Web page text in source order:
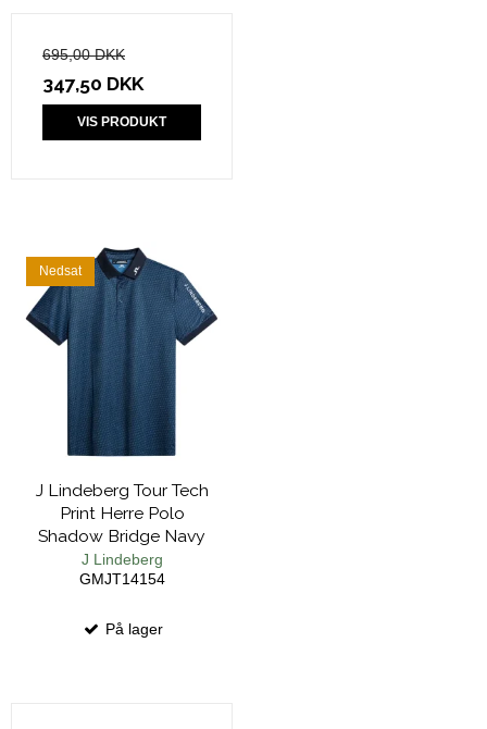
695,00 DKK
347,50 DKK
VIS PRODUKT
Nedsat
J Lindeberg Tour Tech
Print Herre Polo
Shadow Bridge Navy
J Lindeberg
GMJT14154
På lager